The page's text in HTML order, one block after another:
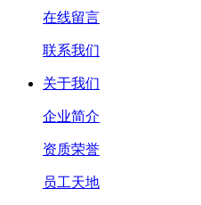
在线留言
联系我们
关于我们
企业简介
资质荣誉
员工天地